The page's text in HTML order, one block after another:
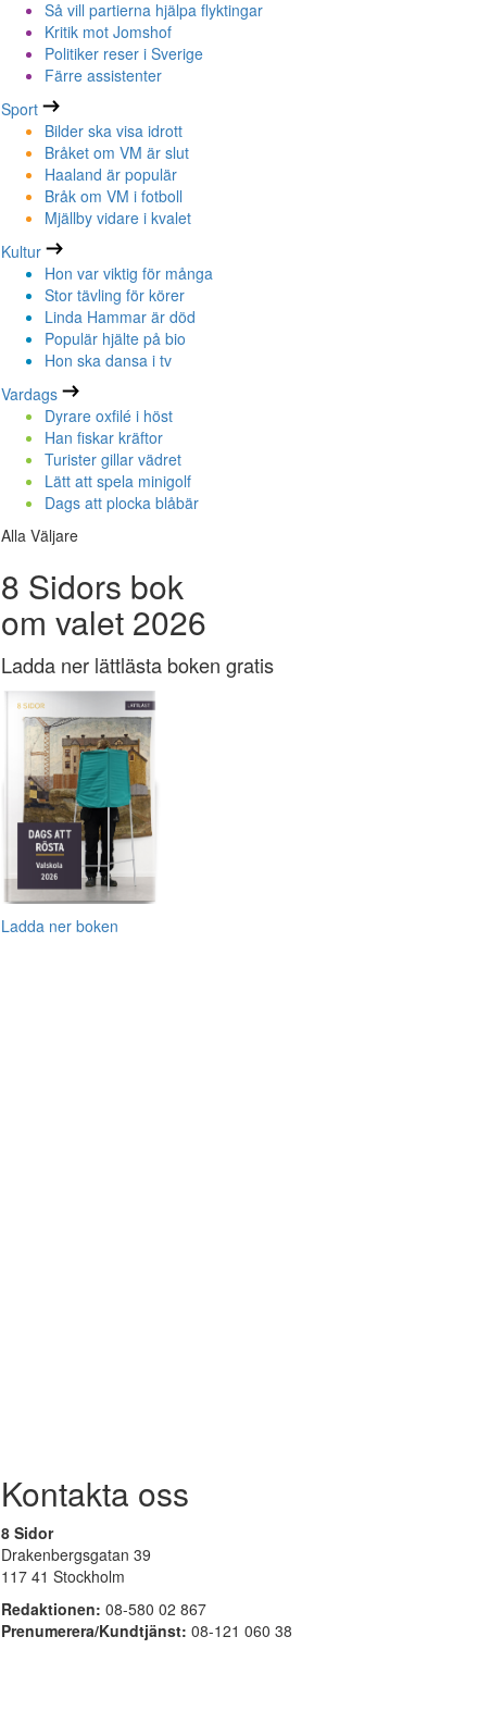
Så vill partierna hjälpa flyktingar
Kritik mot Jomshof
Politiker reser i Sverige
Färre assistenter
Sport
Bilder ska visa idrott
Bråket om VM är slut
Haaland är populär
Bråk om VM i fotboll
Mjällby vidare i kvalet
Kultur
Hon var viktig för många
Stor tävling för körer
Linda Hammar är död
Populär hjälte på bio
Hon ska dansa i tv
Vardags
Dyrare oxfilé i höst
Han fiskar kräftor
Turister gillar vädret
Lätt att spela minigolf
Dags att plocka blåbär
Alla Väljare
8 Sidors bok
om valet 2026
Ladda ner lättlästa boken gratis
Ladda ner boken
Kontakta oss
8 Sidor
Drakenbergsgatan 39
117 41 Stockholm
Redaktionen: 08-580 02 867
Prenumerera/Kundtjänst: 08-121 060 38